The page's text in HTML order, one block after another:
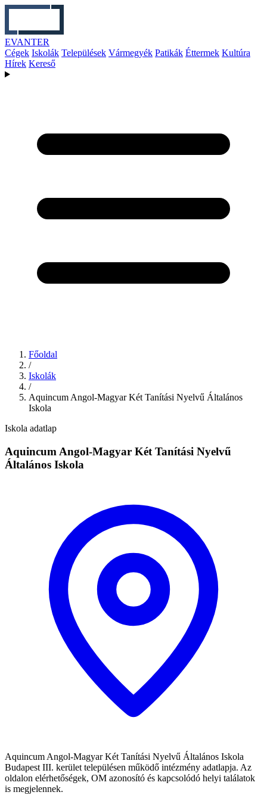
EVANTER
Cégek Iskolák Települések Vármegyék Patikák Éttermek Kultúra
Hírek Kereső
Főoldal
/
Iskolák
/
Aquincum Angol-Magyar Két Tanítási Nyelvű Általános
Iskola
Iskola adatlap
Aquincum Angol-Magyar Két Tanítási Nyelvű
Általános Iskola
Aquincum Angol-Magyar Két Tanítási Nyelvű Általános Iskola
Budapest III. kerület településen működő intézmény adatlapja. Az
oldalon elérhetőségek, OM azonosító és kapcsolódó helyi találatok
is megjelennek.